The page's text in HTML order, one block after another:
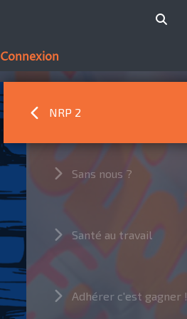
Connexion
NRP 2
Sans nous ?
Santé au travail
Adhérer c'est gagner !